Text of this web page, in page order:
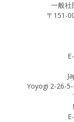
一般社
〒151-
バ
Yoyogi 2-26-